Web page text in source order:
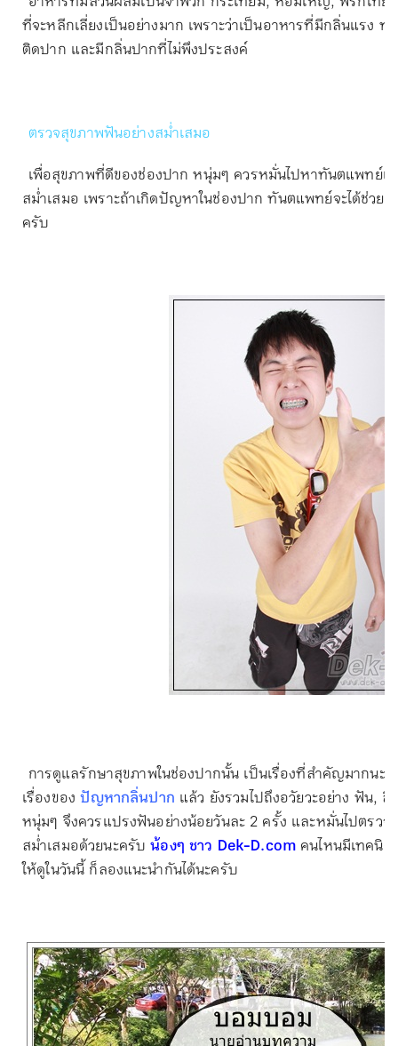
ที่จะหลีกเลี่ยงเป็นอย่างมาก เพราะว่าเป็นอาหารที่มีกลิ่นแรง ท
ติดปาก และมีกลิ่นปากที่ไม่พึงประสงค์
ตรวจสุขภาพฟันอย่างสม่ำเสมอ
เพื่อสุขภาพที่ดีของช่องปาก หนุ่มๆ ควรหมั่นไปหาทันตแพทย์เ
สม่ำเสมอ เพราะถ้าเกิดปัญหาในช่องปาก ทันตแพทย์จะได้ช่วย
ครับ
การดูแลรักษาสุขภาพในช่องปากนั้น เป็นเรื่องที่สำคัญมากนะ
เรื่องของปัญหากลิ่นปาก แล้ว ยังรวมไปถึงอวัยวะอย่าง ฟัน,
หนุ่มๆ จึงควรแปรงฟันอย่างน้อยวันละ 2 ครั้ง และหมั่นไปตรวจ
สม่ำเสมอด้วยนะครับน้องๆ ชาว Dek-D.comคนไหนมีเทคนิ
ให้ดูในวันนี้ ก็ลองแนะนำกันได้นะครับ